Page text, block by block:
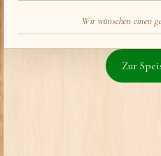
Wir wünschen einen
Zur